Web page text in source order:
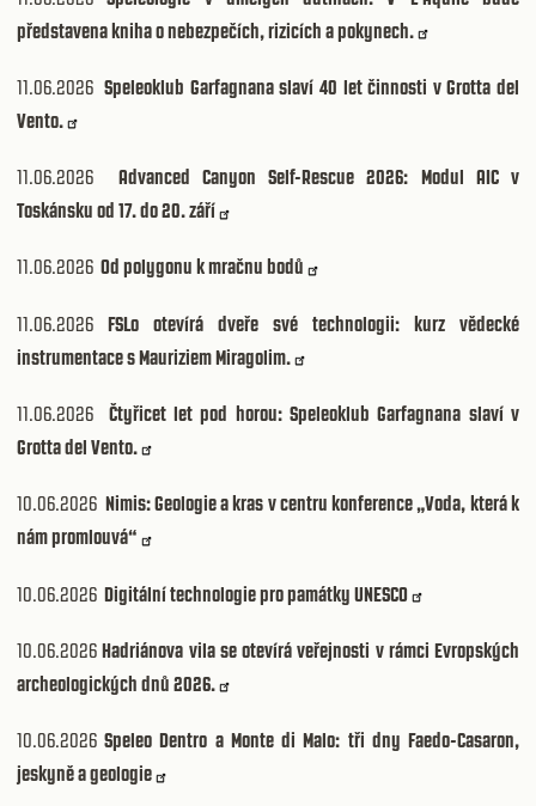
představena kniha o nebezpečích, rizicích a pokynech.
11.06.2026Speleoklub Garfagnana slaví 40 let činnosti v Grotta del
Vento.
11.06.2026 Advanced Canyon Self-Rescue 2026: Modul AIC v
Toskánsku od 17. do 20. září
11.06.2026 Od polygonu k mračnu bodů
11.06.2026 FSLo otevírá dveře své technologii: kurz vědecké
instrumentace s Mauriziem Miragolim.
11.06.2026 Čtyřicet let pod horou: Speleoklub Garfagnana slaví v
Grotta del Vento.
10.06.2026 Nimis: Geologie a kras v centru konference „Voda, která k
nám promlouvá“
10.06.2026 Digitální technologie pro památky UNESCO
10.06.2026Hadriánova vila se otevírá veřejnosti v rámci Evropských
archeologických dnů 2026.
10.06.2026Speleo Dentro a Monte di Malo: tři dny Faedo-Casaron,
jeskyně a geologie